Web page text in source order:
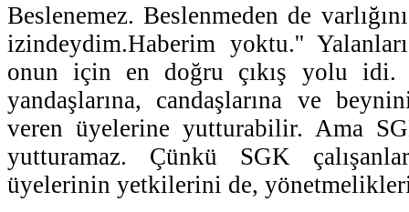
Beslenemez. Beslenmeden de
izindeydim.Haberim yoktu.''
onun için en doğru çıkış yolu idi.
yandaşlarına, candaşlarına ve
veren üyelerine yutturabilir. Ama
yutturamaz. Çünkü SGK
üyelerinin yetkilerini de,